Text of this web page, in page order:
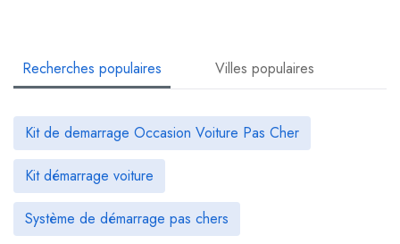
Recherches populaires Villes populaires
Kit de demarrage Occasion Voiture Pas Cher
Kit démarrage voiture
Système de démarrage pas chers